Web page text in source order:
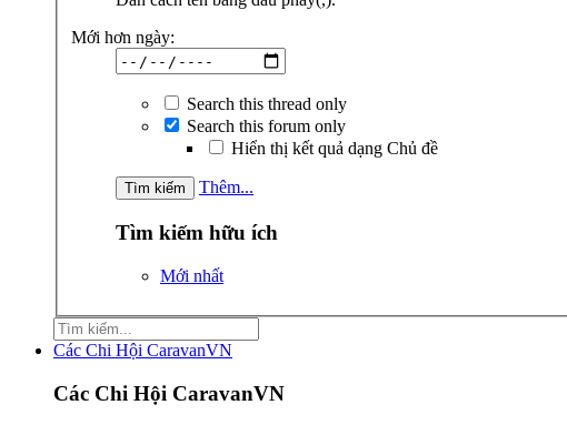
Mới hơn ngày:
Search this thread only
Search this forum only
Hiển thị kết quả dạng Chủ đề
Thêm...
Tìm kiếm hữu ích
Mới nhất
Các Chi Hội CaravanVN
Các Chi Hội CaravanVN